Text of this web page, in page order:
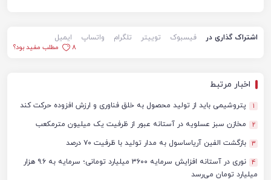
اشتراک گذاری در فیسبوک توییتر تلگرام واتساپ
ایمیل
8
مطلب مفید بود؟
اخبار مرتبط
1 پتروشیمی باید از تولید محصول به خلق فناوری و ارزش افزوده حرکت کند
2 مخازن سبز عسلویه در آستانه عبور از ظرفیت یک میلیون مترمکعب
3 بازگشت الفین آریاساسول به مدار تولید با ظرفیت ۷۰ درصد
4
نوری در آستانه افزایش سرمایه ۳۶۰۰ میلیارد تومانی؛ سرمایه به ۹.۶ هزار
میلیارد تومان می‌رسد